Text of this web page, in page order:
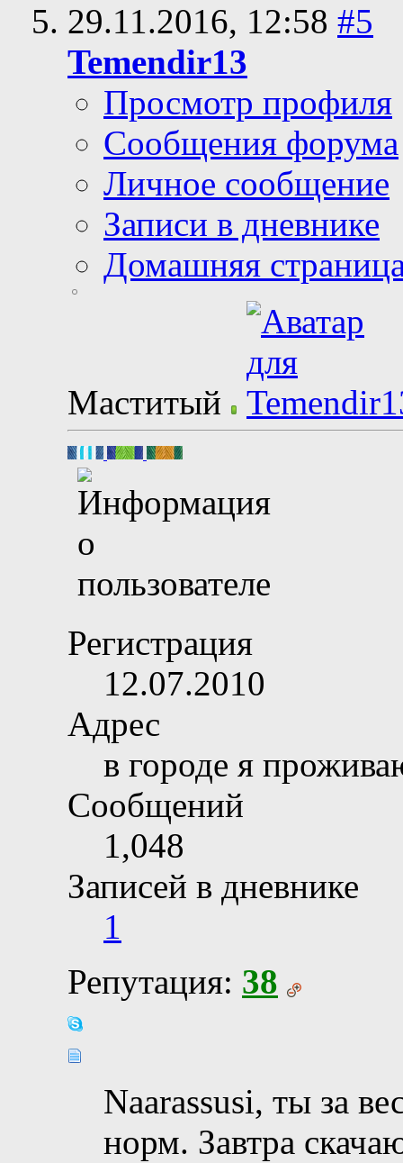
29.11.2016, 12:58 #5
Temendir13
Просмотр профиля
Сообщения форума
Личное сообщение
Записи в дневнике
Домашняя
Маститый
Регистрация
12.07.2010
Адрес
в городе я
Сообщений
1,048
Записей в дневнике
1
Репутация: 38
Naarassusi, ты за
норм. Завтра